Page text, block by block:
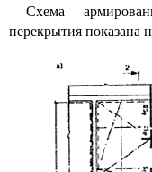
Схема
перекрытия показана